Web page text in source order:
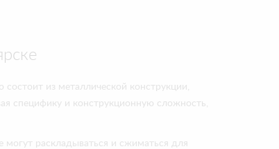
из металлической конструкции,
специфику и конструкционную сложность,
могут раскладываться и сжиматься для